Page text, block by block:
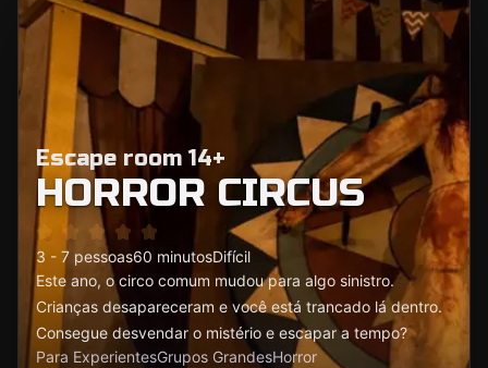
Escape room 14+
HORROR CIRCUS
3 - 7 pessoas60 minutosDifícil
Este ano, o circo comum mudou para algo sinistro.
Crianças desapareceram e você está trancado lá dentro.
Consegue desvendar o mistério e escapar a tempo?
Para ExperientesGrupos GrandesHorror